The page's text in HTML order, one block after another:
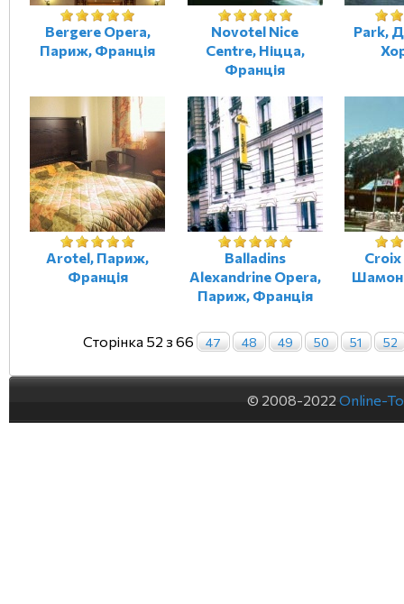
Bergere Opera,
Париж, Франція
Novotel Nice
Centre, Ніцца,
Франція
Park,
Arotel, Париж,
Франція
Balladins
Alexandrine Opera,
Париж, Франція
Croix
Сторінка 52 з 66 47 48 49 50 51 52
© 2008-2022 Online-